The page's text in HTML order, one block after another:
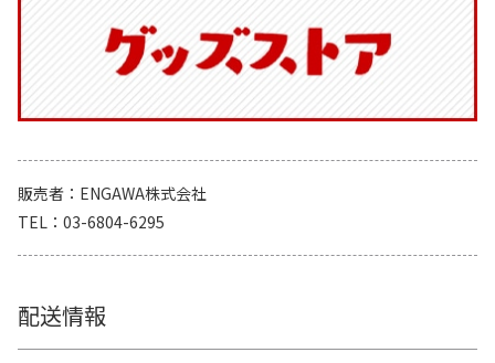
販売者
ENGAWA株式会社
TEL
03-6804-6295
配送情報